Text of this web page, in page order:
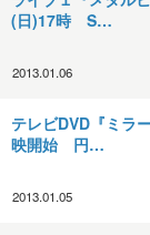
(日)17時 S…
2013.01.06
テレビDVD『ミラ
映開始 円…
2013.01.05